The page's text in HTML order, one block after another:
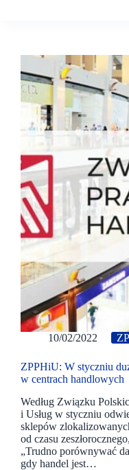
10/02/2022
ZPPHiU: W styczniu
w centrach handlowych
Według Związku
i Usług w styczniu
sklepów
od czasu
„Trudno porównywać
gdy handel jest…